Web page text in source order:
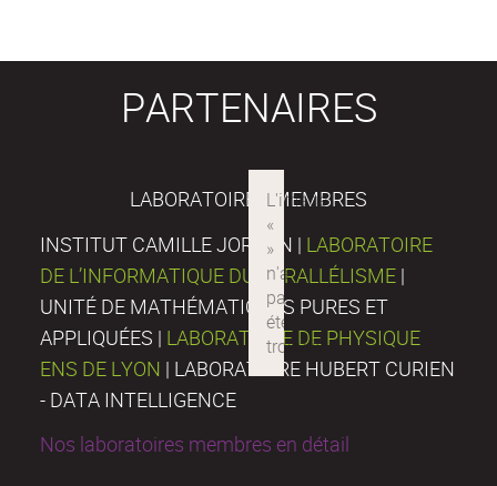
PARTENAIRES
LABORATOIRES MEMBRES
INSTITUT CAMILLE JORDAN | LABORATOIRE
DE L’INFORMATIQUE DU PARALLÉLISME |
UNITÉ DE MATHÉMATIQUES PURES ET
APPLIQUÉES | LABORATOIRE DE PHYSIQUE
ENS DE LYON | LABORATOIRE HUBERT CURIEN
- DATA INTELLIGENCE
Nos laboratoires membres en détail